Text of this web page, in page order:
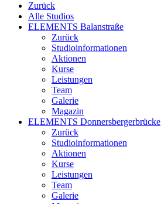
Zurück
Alle Studios
ELEMENTS Balanstraße
Zurück
Studioinformationen
Aktionen
Kurse
Leistungen
Team
Galerie
Magazin
ELEMENTS Donnersbergerbrücke
Zurück
Studioinformationen
Aktionen
Kurse
Leistungen
Team
Galerie